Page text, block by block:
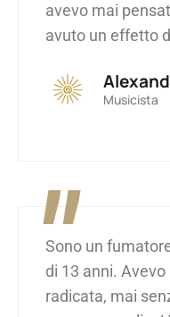
avevo mai
avuto un effetto
Musicista
Sono un
di 13 anni.
radicata, mai
"